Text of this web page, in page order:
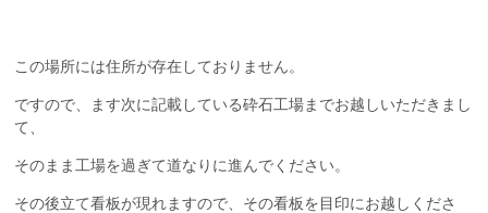
この場所には住所が存在しておりません。
ですので、ます次に記載している砕石工場までお越しいただきまし
て、
そのまま工場を過ぎて道なりに進んでください。
その後立て看板が現れますので、その看板を目印にお越しくださ